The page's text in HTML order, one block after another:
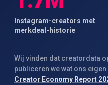
Instagram-creators met
merkdeal-historie
Wij vinden dat creatordata
publiceren we wat ons
Creator Economy Report